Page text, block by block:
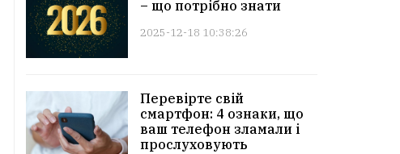
– що потрібно знати
2025-12-18 10:38:26
Перевірте свій
смартфон: 4 ознаки, що
ваш телефон зламали і
прослуховують